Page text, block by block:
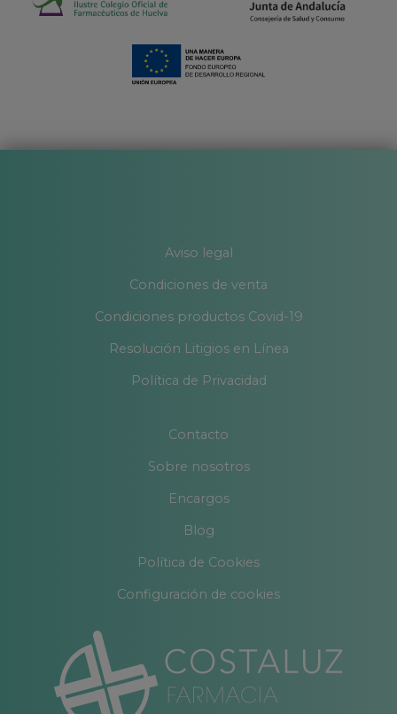
Aviso legal
Condiciones de venta
Condiciones productos Covid-19
Resolución Litigios en Línea
Política de Privacidad
Contacto
Sobre nosotros
Encargos
Blog
Política de Cookies
Configuración de cookies